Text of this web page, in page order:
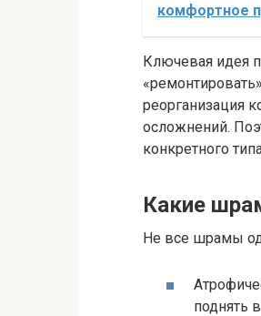
комфортное
Ключевая идея
реорганизация
осложнений.
конкретного
Какие
Не все шрамы
поднять